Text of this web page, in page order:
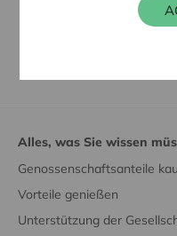
des regionalen
Alles, was Sie wissen
Genossenschaftsanteile
Vorteile genießen
Unterstützung der